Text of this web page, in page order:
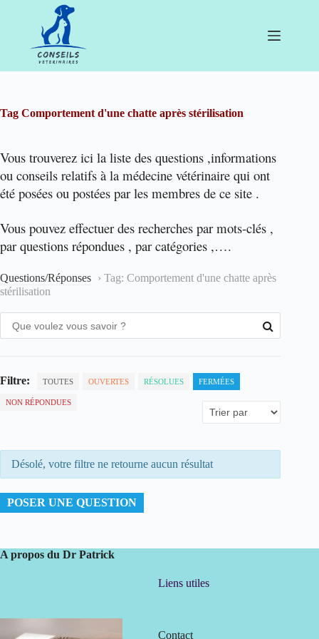
Tag Comportement d'une chatte après stérilisation
Vous trouverez ici la liste des questions ,informations
ou conseils relatifs à la médecine vétérinaire qui ont
été posées ou postées par les membres de ce site .
Vous pouvez effectuer des recherches par mots-clés ,
par questions répondues , par catégories ,….
Questions/Réponses › Tag: Comportement d'une chatte après
stérilisation
Filtre: TOUTES OUVERTES RÉSOLUES FERMÉES
NON RÉPONDUES
Désolé, votre filtre ne retourne aucun résultat
POSER UNE QUESTION
A propos du Dr Patrick
Liens utiles
Contact